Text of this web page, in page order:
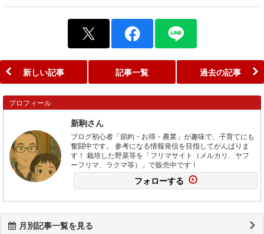
新しい記事 記事一覧 過去の記事
プロフィール
新駒さん
ブログ初心者「節約・お得・農業」が趣味で、子育てにも
奮闘中です。 参考になる情報発信を目指してがんばりま
す！ 栽培した野菜等を「フリマサイト（メルカリ、ヤフ
ーフリマ、ラクマ等）」で販売中です！
フォローする
月別記事一覧を見る